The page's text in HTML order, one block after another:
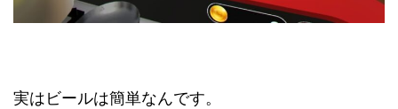
実はビールは簡単なんです。